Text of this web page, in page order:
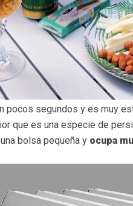
pocos segundos y es muy
que es una especie de
bolsa pequeña y ocupa